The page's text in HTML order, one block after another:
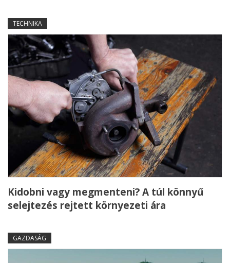
TECHNIKA
Kidobni vagy megmenteni? A túl könnyű
selejtezés rejtett környezeti ára
GAZDASÁG